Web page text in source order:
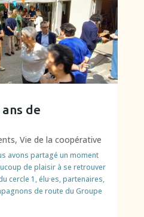
de
, Vie de la coopérative
avons partagé un moment
de plaisir à se retrouver
cercle 1, élu·es, partenaires,
de route du Groupe